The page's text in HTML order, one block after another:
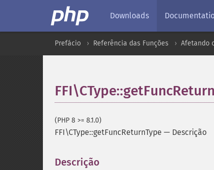
Downloads
Prefácio Referência das Funções Afetando
(PHP 8 >= 8.1.0)
FFI\CType::getFuncReturnType — Descrição
Descrição